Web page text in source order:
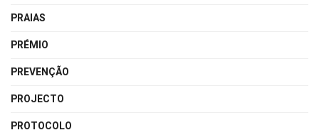
PRAIAS
PRÉMIO
PREVENÇÃO
PROJECTO
PROTOCOLO